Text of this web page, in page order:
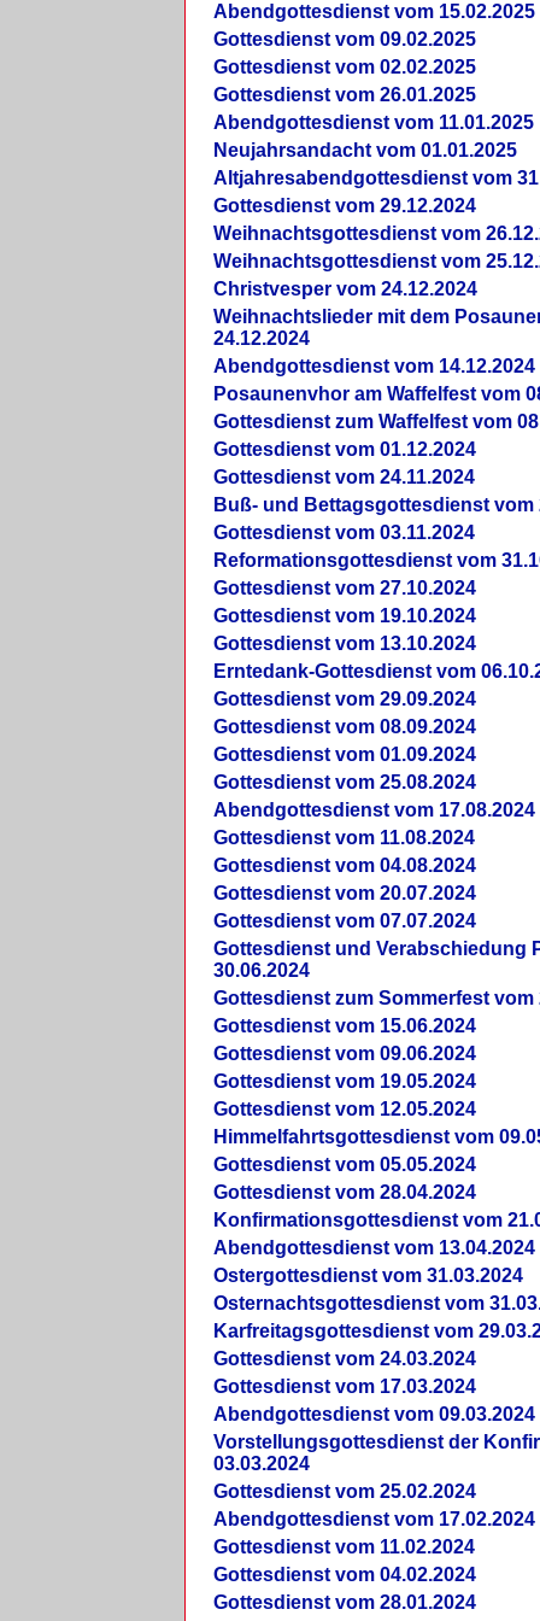
Abendgottesdienst vom 15.02.2025
Gottesdienst vom 09.02.2025
Gottesdienst vom 02.02.2025
Gottesdienst vom 26.01.2025
Abendgottesdienst vom 11.01.2025
Neujahrsandacht vom 01.01.2025
Altjahresabendgottesdienst vom
Gottesdienst vom 29.12.2024
Weihnachtsgottesdienst vom
Weihnachtsgottesdienst vom
Christvesper vom 24.12.2024
Weihnachtslieder mit dem
24.12.2024
Abendgottesdienst vom 14.12.2024
Posaunenvhor am Waffelfest vom
Gottesdienst zum Waffelfest vom
Gottesdienst vom 01.12.2024
Gottesdienst vom 24.11.2024
Buß- und Bettagsgottesdienst vom
Gottesdienst vom 03.11.2024
Reformationsgottesdienst vom
Gottesdienst vom 27.10.2024
Gottesdienst vom 19.10.2024
Gottesdienst vom 13.10.2024
Erntedank-Gottesdienst vom
Gottesdienst vom 29.09.2024
Gottesdienst vom 08.09.2024
Gottesdienst vom 01.09.2024
Gottesdienst vom 25.08.2024
Abendgottesdienst vom 17.08.2024
Gottesdienst vom 11.08.2024
Gottesdienst vom 04.08.2024
Gottesdienst vom 20.07.2024
Gottesdienst vom 07.07.2024
Gottesdienst und Verabschiedung
30.06.2024
Gottesdienst zum Sommerfest vom
Gottesdienst vom 15.06.2024
Gottesdienst vom 09.06.2024
Gottesdienst vom 19.05.2024
Gottesdienst vom 12.05.2024
Himmelfahrtsgottesdienst vom
Gottesdienst vom 05.05.2024
Gottesdienst vom 28.04.2024
Konfirmationsgottesdienst vom
Abendgottesdienst vom 13.04.2024
Ostergottesdienst vom 31.03.2024
Osternachtsgottesdienst vom
Karfreitagsgottesdienst vom
Gottesdienst vom 24.03.2024
Gottesdienst vom 17.03.2024
Abendgottesdienst vom 09.03.2024
Vorstellungsgottesdienst der
03.03.2024
Gottesdienst vom 25.02.2024
Abendgottesdienst vom 17.02.2024
Gottesdienst vom 11.02.2024
Gottesdienst vom 04.02.2024
Gottesdienst vom 28.01.2024